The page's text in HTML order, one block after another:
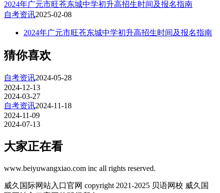
2024年广元市旺苍东城中学初升高招生时间及报名指南
自考资讯2025-02-08
2024年广元市旺苍东城中学初升高招生时间及报名指南
猜你喜欢
自考资讯2024-05-28
2024-12-13
2024-03-27
自考资讯2024-11-18
2024-11-09
2024-07-13
大家正在看
www.beiyuwangxiao.com inc all rights reserved.
威久国际网站入口官网 copyright 2021-2025 贝语网校 威久国